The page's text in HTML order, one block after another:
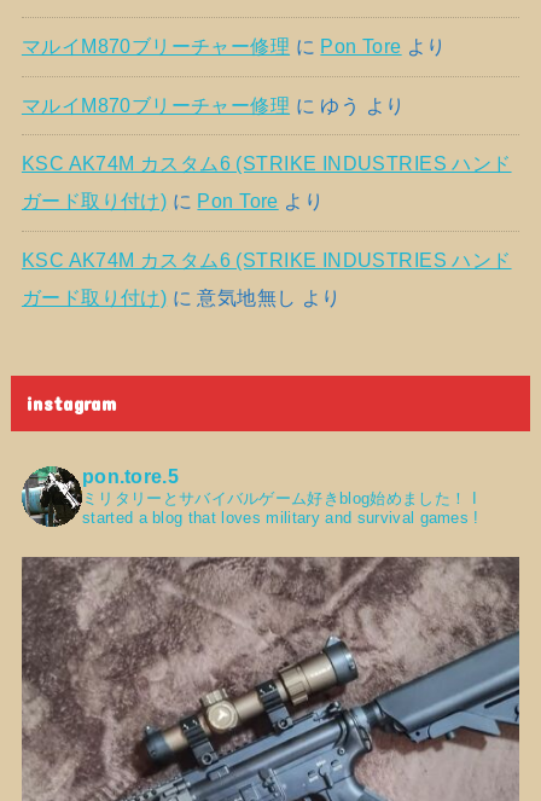
マルイM870ブリーチャー修理 に Pon Tore より
マルイM870ブリーチャー修理 に ゆう より
KSC AK74M カスタム6 (STRIKE INDUSTRIES ハンド
ガード取り付け) に Pon Tore より
KSC AK74M カスタム6 (STRIKE INDUSTRIES ハンド
ガード取り付け) に意気地無し より
instagram
pon.tore.5
ミリタリーとサバイバルゲーム好きblog始めました！
started a blog that loves military and survival games !